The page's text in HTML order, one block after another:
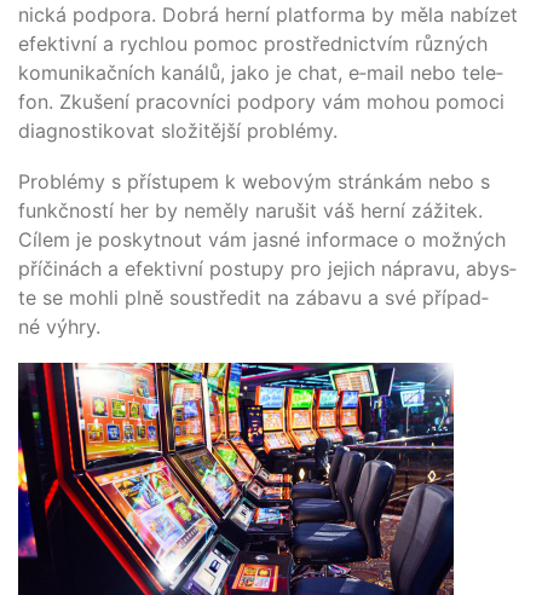
nická pod­po­ra. Dobrá herní plat­for­ma by měla nabí­zet
efek­tiv­ní a rych­lou pomoc pro­s­třed­nict­vím růz­ných
komu­ni­kačních kaná­lů, jako je chat, e‑mail nebo tele­
fon. Zkušení pra­cov­ní­ci pod­po­ry vám mohou pomo­ci
dia­gnos­ti­ko­vat složi­tě­jší problémy.
Pro­blé­my s pří­s­tu­pem k webo­vým strán­kám nebo s
fun­kč­nos­tí her by nemě­ly narušit váš herní záži­tek.
Cílem je pos­kytn­out vám jas­né infor­mace o možných
pří­činách a efek­tiv­ní pos­tu­py pro jejich nápra­vu, abys­
te se moh­li plně sous­tře­dit na zába­vu a své pří­pad­
né výhry.